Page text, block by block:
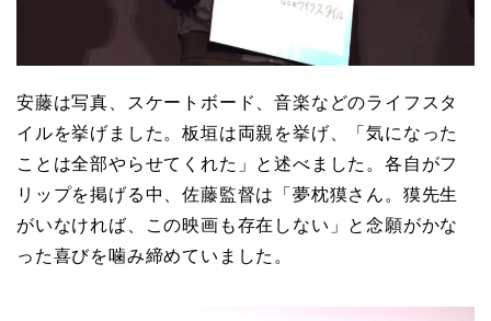
安藤は写真、スケートボード、音楽などのライフスタ
イルを挙げました。板垣は両親を挙げ、「気になった
ことは全部やらせてくれた」と述べました。各自がフ
リップを掲げる中、佐藤監督は「夢枕獏さん。獏先生
がいなければ、この映画も存在しない」と念願がかな
った喜びを噛み締めていました。